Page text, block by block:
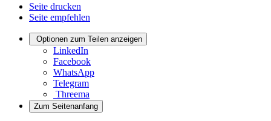
Seite drucken
Seite empfehlen
Optionen zum Teilen anzeigen
LinkedIn
Facebook
WhatsApp
Telegram
Threema
Zum Seitenanfang